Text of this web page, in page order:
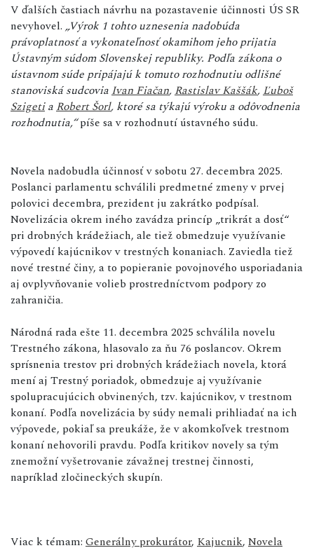
V ďalších častiach návrhu na pozastavenie účinnosti ÚS SR
nevyhovel. „Výrok 1 tohto uznesenia nadobúda
právoplatnosť a vykonateľnosť okamihom jeho prijatia
Ústavným súdom Slovenskej republiky. Podľa zákona o
ústavnom súde pripájajú k tomuto rozhodnutiu odlišné
stanoviská sudcovia Ivan Fiačan, Rastislav Kaššák, Ľuboš
Szigetia Robert Šorl, ktoré sa týkajú výroku a odôvodnenia
rozhodnutia,“píše sa v rozhodnutí ústavného súdu.
Novela nadobudla účinnosť v sobotu 27. decembra 2025.
Poslanci parlamentu schválili predmetné zmeny v prvej
polovici decembra, prezident ju zakrátko podpísal.
Novelizácia okrem iného zavádza princíp „trikrát a dosť“
pri drobných krádežiach, ale tiež obmedzuje využívanie
výpovedí kajúcnikov v trestných konaniach. Zaviedla tiež
nové trestné činy, a to popieranie povojnového usporiadania
aj ovplyvňovanie volieb prostredníctvom podpory zo
zahraničia.
Národná rada ešte 11. decembra 2025 schválila novelu
Trestného zákona, hlasovalo za ňu 76 poslancov. Okrem
sprísnenia trestov pri drobných krádežiach novela, ktorá
mení aj Trestný poriadok, obmedzuje aj využívanie
spolupracujúcich obvinených, tzv. kajúcnikov, v trestnom
konaní. Podľa novelizácia by súdy nemali prihliadať na ich
výpovede, pokiaľ sa preukáže, že v akomkoľvek trestnom
konaní nehovorili pravdu. Podľa kritikov novely sa tým
znemožní vyšetrovanie závažnej trestnej činnosti,
napríklad zločineckých skupín.
Viac k témam: Generálny prokurátor, Kajucnik, Novela